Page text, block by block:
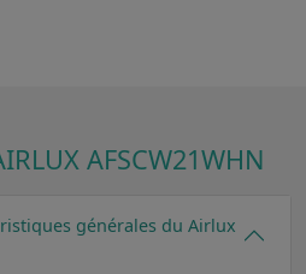
AFSCW21WHN
générales du Airlux